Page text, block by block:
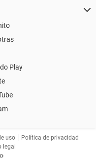
Play
uso
Política de privacidad
legal